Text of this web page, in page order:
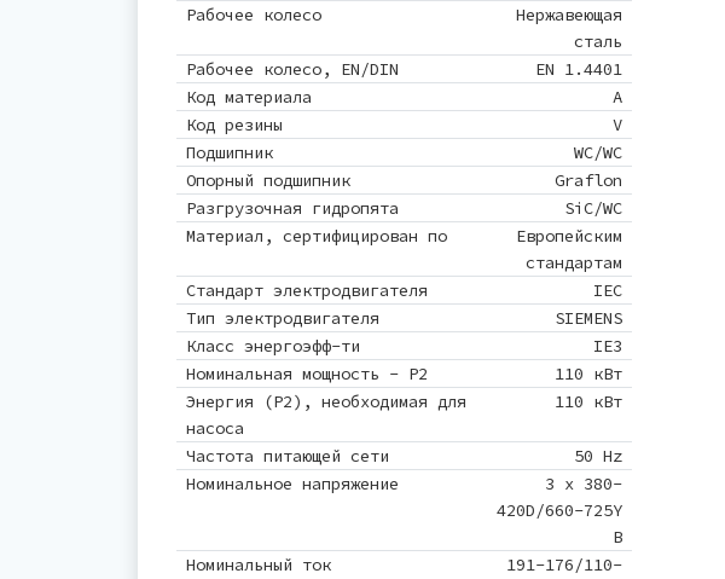
Рабочее колесо
Нержавеющая
сталь
Рабочее колесо, EN/DIN
EN 1.4401
Код материала
A
Код резины
V
Подшипник
WC/WC
Опорный подшипник
Graflon
Разгрузочная гидропята
SiC/WC
Материал, сертифицирован по
Европейским
стандартам
Стандарт электродвигателя
IEC
Тип электродвигателя
SIEMENS
Класс энергоэфф-ти
IE3
Номинальная мощность - P2
110 кВт
Энергия (Р2), необходимая для
насоса
110 кВт
Частота питающей сети
50 Hz
Номинальное напряжение
3 x 380-
420D/660-725Y
В
Номинальный ток
191-176/110-